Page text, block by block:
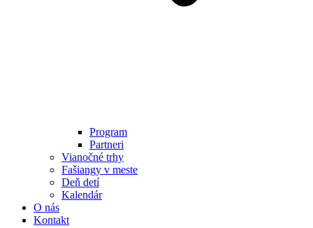
Program
Partneri
Vianočné trhy
Fašiangy v meste
Deň detí
Kalendár
O nás
Kontakt